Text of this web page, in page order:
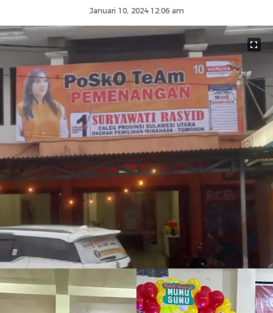
Januari 10, 2024 12:06 am